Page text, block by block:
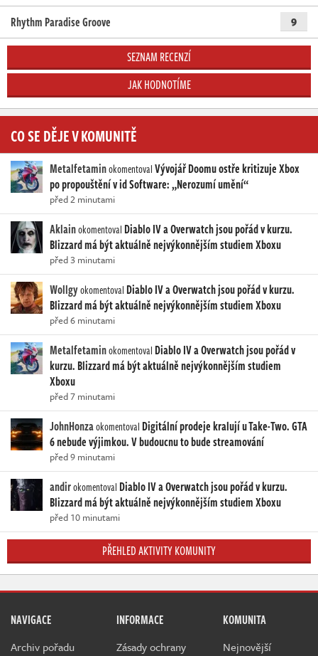
Rhythm Paradise Groove 9
SEZNAM RECENZÍ
JAK HODNOTÍME
CO SE DĚJE V KOMUNITĚ
MetalfetaminokomentovalVývojář Doomu ostře kritizuje Xbox
po propouštění v id Software: „Nerozumí umění“
před 2 minutami
Aklainokomentoval Diablo IV a Overwatch jsou pořád v kurzu.
Blizzard má být aktuálně nejvýkonnějším studiem Xboxu
před 3 minutami
Wollgyokomentoval Diablo IV a Overwatch jsou pořád v kurzu.
Blizzard má být aktuálně nejvýkonnějším studiem Xboxu
před 6 minutami
Metalfetaminokomentoval Diablo IV a Overwatch jsou pořád v
kurzu. Blizzard má být aktuálně nejvýkonnějším studiem
Xboxu
před 7 minutami
JohnHonzaokomentoval Digitální prodeje kralují u Take-Two. GTA
6 nebude výjimkou. V budoucnu to bude streamování
před 9 minutami
andirokomentoval Diablo IV a Overwatch jsou pořád v kurzu.
Blizzard má být aktuálně nejvýkonnějším studiem Xboxu
před 10 minutami
PŘEHLED AKTIVITY KOMUNITY
NAVIGACE
Archiv pořadu
INFORMACE
Zásady ochrany
KOMUNITA
Nejnovější